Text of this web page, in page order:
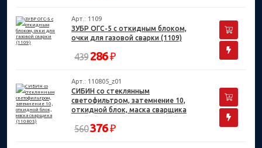
Арт.: 1109
ЗУБР ОГС-5 с откидным блоком,
очки для газовой сварки (1109)
439 286₽
Арт.: 110805_z01
СИБИН со стеклянным
светофильтром, затемнение 10,
откидной блок, маска сварщика
560376₽